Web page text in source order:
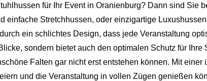
für Ihr Event in Oranienburg? Dann sind Sie
einfache Stretchhussen, oder einzigartige
ein schlichtes Design, dass jede Veranstaltung
sondern bietet auch den optimalen Schutz für
Falten gar nicht erst entstehen können. Mit
und die Veranstaltung in vollen Zügen genießen